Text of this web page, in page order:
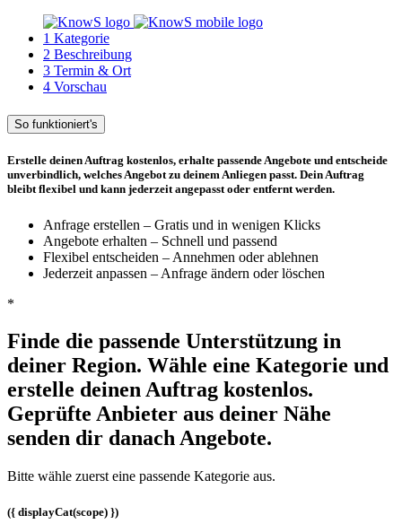
1 Kategorie
2 Beschreibung
3 Termin & Ort
4 Vorschau
So funktioniert's
Erstelle deinen Auftrag kostenlos, erhalte passende Angebote und entscheide
unverbindlich, welches Angebot zu deinem Anliegen passt. Dein Auftrag
bleibt flexibel und kann jederzeit angepasst oder entfernt werden.
Anfrage erstellen – Gratis und in wenigen Klicks
Angebote erhalten – Schnell und passend
Flexibel entscheiden – Annehmen oder ablehnen
Jederzeit anpassen – Anfrage ändern oder löschen
*
Finde die passende Unterstützung in
deiner Region. Wähle eine Kategorie und
erstelle deinen Auftrag kostenlos.
Geprüfte Anbieter aus deiner Nähe
senden dir danach Angebote.
Bitte wähle zuerst eine passende Kategorie aus.
({ displayCat(scope) })